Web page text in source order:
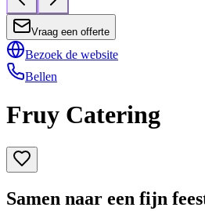
Vraag een offerte
Bezoek de website
Bellen
Fruy Catering
Samen naar een fijn